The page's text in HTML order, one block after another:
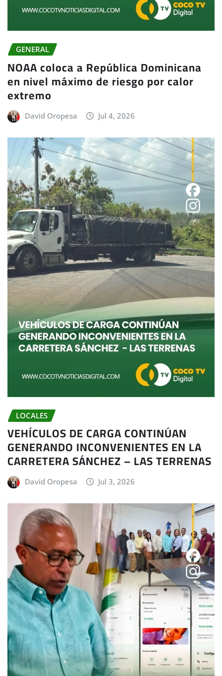
GENERAL
NOAA coloca a República Dominicana
en nivel máximo de riesgo por calor
extremo
David Oropesa Jul 4, 2026
LOCALES
VEHÍCULOS DE CARGA CONTINÚAN
GENERANDO INCONVENIENTES EN LA
CARRETERA SÁNCHEZ – LAS TERRENAS
David Oropesa Jul 3, 2026